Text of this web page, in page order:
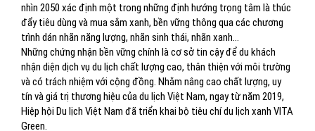
nhìn 2050 xác định một trong những định hướng trọng tâm là thúc
đẩy tiêu dùng và mua sắm xanh, bền vững thông qua các chương
trình dán nhãn năng lượng, nhãn sinh thái, nhãn xanh…
Những chứng nhận bền vững chính là cơ sở tin cậy để du khách
nhận diện dịch vụ du lịch chất lượng cao, thân thiện với môi trường
và có trách nhiệm với cộng đồng. Nhằm nâng cao chất lượng, uy
tín và giá trị thương hiệu của du lịch Việt Nam, ngay từ năm 2019,
Hiệp hội Du lịch Việt Nam đã triển khai bộ tiêu chí du lịch xanh VITA
Green.